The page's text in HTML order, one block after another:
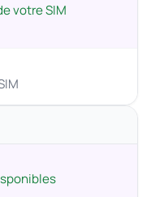
votre SIM